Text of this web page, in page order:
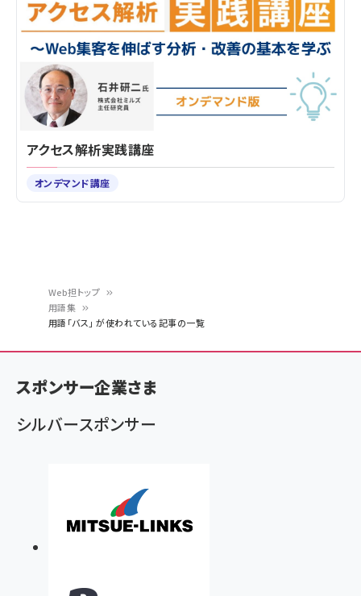
ン
く
ず
Web担トップ
用語集
用語「バス」 が使われている記事の一覧
アクセス解析実践講座
オンデマンド講座
スポンサー企業さま
シルバースポンサー